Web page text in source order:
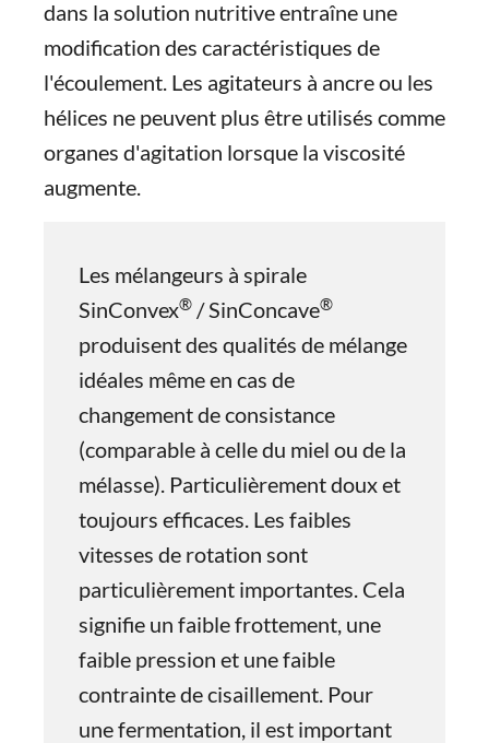
dans la solution nutritive entraîne une
modification des caractéristiques de
l'écoulement. Les agitateurs à ancre ou les
hélices ne peuvent plus être utilisés comme
organes d'agitation lorsque la viscosité
augmente.
Les mélangeurs à spirale
SinConvex® / SinConcave®
produisent des qualités de mélange
idéales même en cas de
changement de consistance
(comparable à celle du miel ou de la
mélasse). Particulièrement doux et
toujours efficaces. Les faibles
vitesses de rotation sont
particulièrement importantes. Cela
signifie un faible frottement, une
faible pression et une faible
contrainte de cisaillement. Pour
une fermentation, il est important